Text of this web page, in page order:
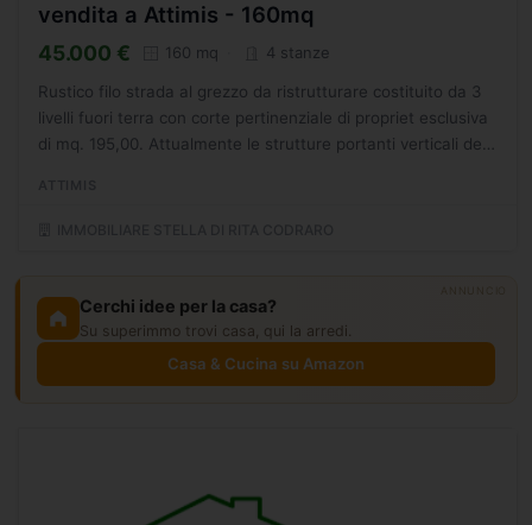
vendita a Attimis - 160mq
45.000 € 160 mq 4 stanze
Rustico filo strada al grezzo da ristrutturare costituito da 3
livelli fuori terra con corte pertinenziale di propriet esclusiva
di mq. 195,00. Attualmente le strutture portanti verticali del
Cerchi idee per la casa?
Su superimmo trovi casa, qui la arredi.
Casa & Cucina su Amazon